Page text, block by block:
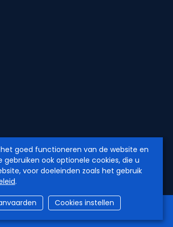
goed functioneren van de website en
ook optionele cookies, die u
voor doeleinden zoals het gebruik
.
Cookies instellen